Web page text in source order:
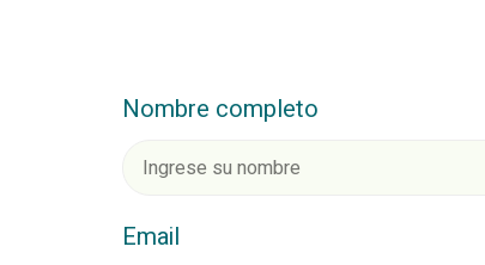
Nombre completo
Email